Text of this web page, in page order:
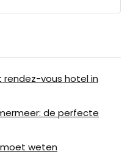
rendez-vous hotel in
de perfecte
moet weten